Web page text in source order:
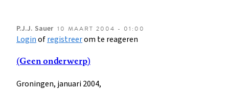
P.J.J. Sauer 10 MAART 2004 - 01:00
Loginofregistreerom te reageren
(Geen onderwerp)
Groningen, januari 2004,